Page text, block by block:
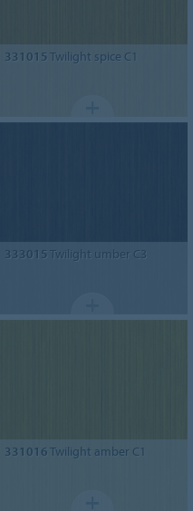
331015 Twilight spice C1
333015 Twilight umber C3
331016Twilight amber C1